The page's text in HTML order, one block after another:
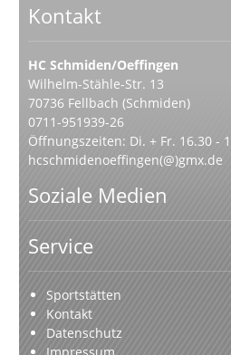
Kontakt
HC Schmiden/Oeffingen
Wilhelm-Stähle-Str. 13
70736 Fellbach (Schmiden)
0711-951939-26
Öffnungszeiten: Di. + Fr. 16.30 -
hcschmidenoeffingen(@)gmx.de
Soziale Medien
Service
Sportstätten
Kontakt
Datenschutz